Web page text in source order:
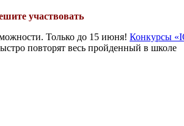
участвовать
Только до 15 июня! Конкурсы
повторят весь пройденный в школе